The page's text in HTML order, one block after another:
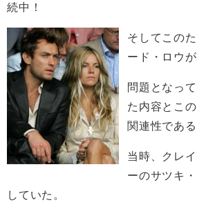
続中！
そしてこの
ード・ロウ
問題となっ
た内容とこ
関連性である
当時、クレ
ーのサツキ
していた。